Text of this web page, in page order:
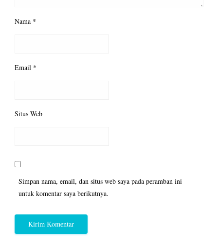
Nama *
Email *
Situs Web
Simpan nama, email, dan situs web saya pada peramban ini
untuk komentar saya berikutnya.